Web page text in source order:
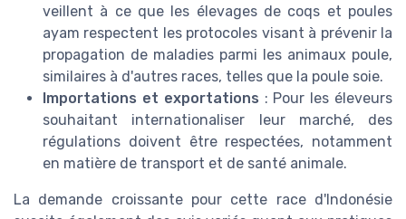
veillent à ce que les élevages de coqs et poules
ayam respectent les protocoles visant à prévenir la
propagation de maladies parmi les animaux poule,
similaires à d'autres races, telles que la poule soie.
Importations et exportations : Pour les éleveurs
souhaitant internationaliser leur marché, des
régulations doivent être respectées, notamment
en matière de transport et de santé animale.
La demande croissante pour cette race d'Indonésie